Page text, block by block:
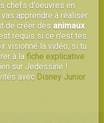
chefs d'oeuvres en
apprendre à réaliser
de créer des animaux
requis si ce n'est tes
visionné la vidéo, si tu
à la fiche explicative
sur Jedessine !
avec Disney Junior